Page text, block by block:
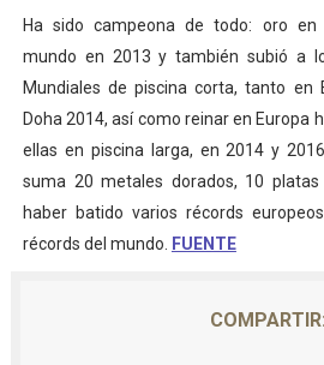
Ha sido campeona de todo: oro en
mundo en 2013 y también subió a
Mundiales de piscina corta, tanto en
Doha 2014, así como reinar en Europa
ellas en piscina larga, en 2014 y
suma 20 metales dorados, 10
haber batido varios récords
récords del mundo.
FUENTE
COMPARTIR: